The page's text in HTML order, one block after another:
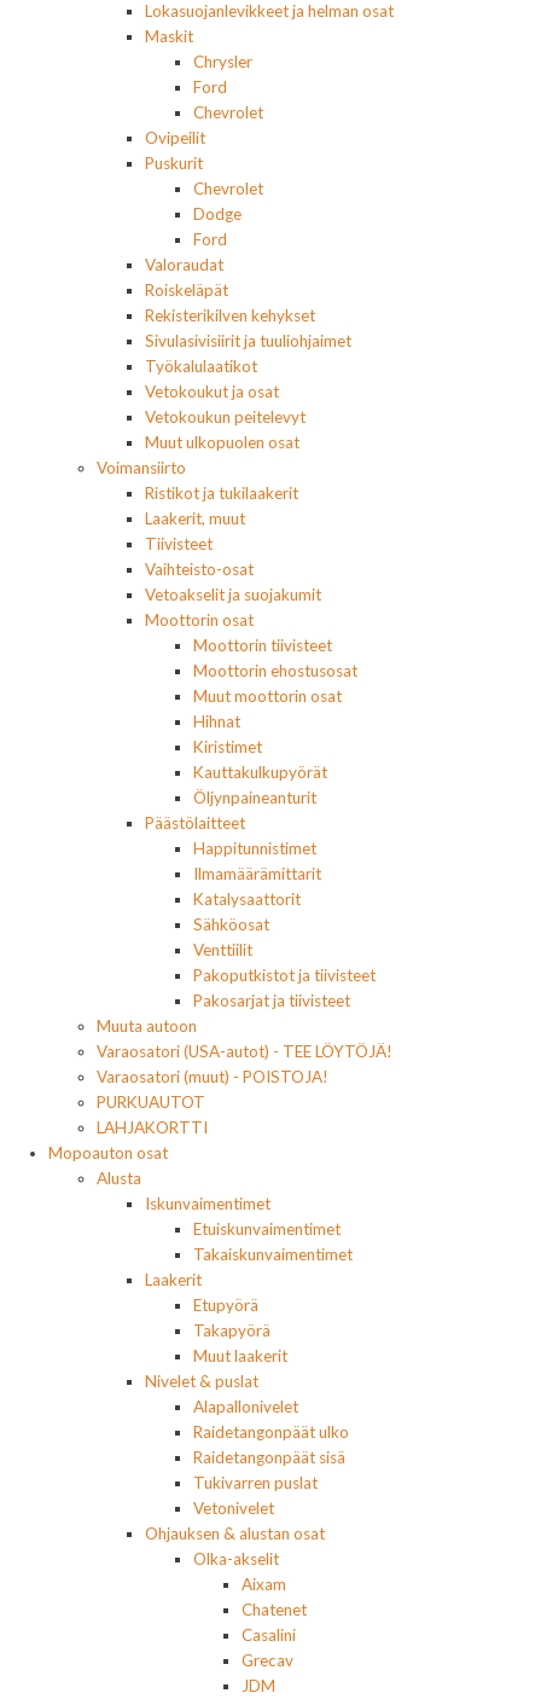
Lokasuojanlevikkeet ja helman osat
Maskit
Chrysler
Ford
Chevrolet
Ovipeilit
Puskurit
Chevrolet
Dodge
Ford
Valoraudat
Roiskeläpät
Rekisterikilven kehykset
Sivulasivisiirit ja tuuliohjaimet
Työkalulaatikot
Vetokoukut ja osat
Vetokoukun peitelevyt
Muut ulkopuolen osat
Voimansiirto
Ristikot ja tukilaakerit
Laakerit, muut
Tiivisteet
Vaihteisto-osat
Vetoakselit ja suojakumit
Moottorin osat
Moottorin tiivisteet
Moottorin ehostusosat
Muut moottorin osat
Hihnat
Kiristimet
Kauttakulkupyörät
Öljynpaineanturit
Päästölaitteet
Happitunnistimet
Ilmamäärämittarit
Katalysaattorit
Sähköosat
Venttiilit
Pakoputkistot ja tiivisteet
Pakosarjat ja tiivisteet
Muuta autoon
Varaosatori (USA-autot) - TEE LÖYTÖJÄ!
Varaosatori (muut) - POISTOJA!
PURKUAUTOT
LAHJAKORTTI
Mopoauton osat
Alusta
Iskunvaimentimet
Etuiskunvaimentimet
Takaiskunvaimentimet
Laakerit
Etupyörä
Takapyörä
Muut laakerit
Nivelet & puslat
Alapallonivelet
Raidetangonpäät ulko
Raidetangonpäät sisä
Tukivarren puslat
Vetonivelet
Ohjauksen & alustan osat
Olka-akselit
Aixam
Chatenet
Casalini
Grecav
JDM